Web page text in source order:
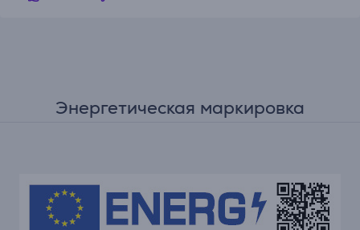
Энергетическая маркировка